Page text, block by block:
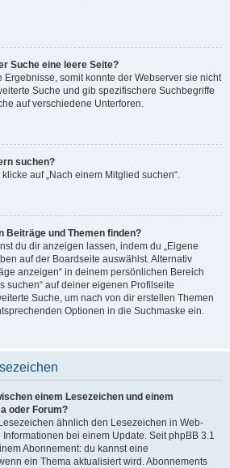
Suche eine leere Seite?
Ergebnisse, somit konnte der Webserver sie nicht
Suche und gib spezifischere Suchbegriffe
auf verschiedene Unterforen.
suchen?
auf „Nach einem Mitglied suchen“.
Beiträge und Themen finden?
du dir anzeigen lassen, indem du „Eigene
auf der Boardseite auswählst. Alternativ
anzeigen“ in deinem persönlichen Bereich
suchen“ auf deiner eigenen Profilseite
Suche, um nach von dir erstellen Themen
Optionen in die Suchmaske ein.
einem Lesezeichen und einem
oder Forum?
ähnlich den Lesezeichen in Web-
bei einem Update. Seit phpBB 3.1
Abonnement: du kannst eine
ein Thema aktualisiert wird. Abonnements